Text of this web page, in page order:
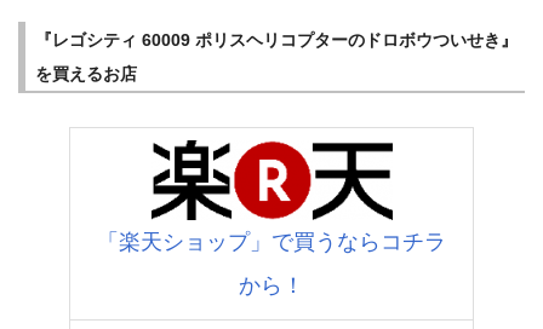
『レゴシティ 60009 ポリスヘリコプターのドロボウついせき』
を買えるお店
「楽天ショップ」で買うならコチラ
から！